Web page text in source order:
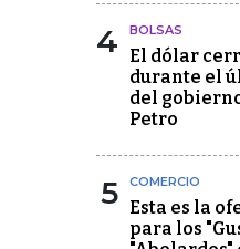
4 BOLSAS
El dólar
durante el
del
Petro
5 COMERCIO
Esta es la
para los